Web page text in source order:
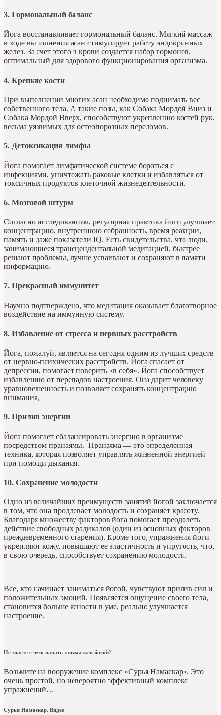
3. Гормональный баланс
Йога восстанавливает гормональный баланс. Мягкий массаж
в ходе выполнения асан стимулирует работу эндокринных
желез. За счет этого в крови создается набор гормонов,
оптимальный для здорового функционирования организма.
4. Крепкие кости
При выполнении многих асан необходимо поднимать вес
собственного тела. А такие позы, как Собака Мордой Вниз и
Собака Мордой Вверх, способствуют укреплению костей рук,
весьма уязвимых для остеопорозных переломов.
5. Детоксикация лимфы
Йога помогает лимфатической системе бороться с
инфекциями, уничтожать раковые клетки и избавляться от
токсичных продуктов клеточной жизнедеятельности.
6. Мозговой штурм
Согласно исследованиям, регулярная практика йоги улучшает
концентрацию, внутреннюю собранность, время реакции,
память и даже показатели IQ. Есть свидетельства, что люди,
занимающиеся трансцендентальной медитацией, быстрее
решают проблемы, лучше усваивают и сохраняют в памяти
информацию.
7. Прекрасный иммунитет
Научно подтверждено, что медитация оказывает благотворное
воздействие на иммунную систему.
8. Избавление от стресса и нервных расстройств
Йога, пожалуй, является на сегодня одним из лучших средств
от нервно-психических расстройств. Йога спасает от
депрессии, помогает поверить «в себя». Йога способствует
избавлению от перепадов настроения. Она дарит человеку
уравновешенность и позволяет сохранять концентрацию
внимания,
9. Прилив энергии
Йога помогает сбалансировать энергию в организме
посредством пранаямы. Пранаяма — это определенная
техника, которая позволяет управлять жизненной энергией
при помощи дыхания.
10. Сохранение молодости
Одно из величайших преимуществ занятий йогой заключается
в том, что она продлевает молодость и сохраняет красоту.
Благодаря множеству факторов йога помогает преодолеть
действие свободных радикалов (один из основных факторов
преждевременного старения). Кроме того, упражнения йоги
укрепляют кожу, повышают ее эластичность и упругость, что,
в свою очередь, способствует сохранению молодости.
Все, кто начинает заниматься йогой, чувствуют прилив сил и
положительных эмоций. Появляется ощущение своего тела,
становится больше ясности в уме, реально улучшается
настроение.
Не знаете с чего начать заниматься йогой?
Возьмите на вооружение комплекс «Сурья Намаскар». Это
очень простой, но невероятно эффективный комплекс
упражнений…
Сурья Намаскар. Видео